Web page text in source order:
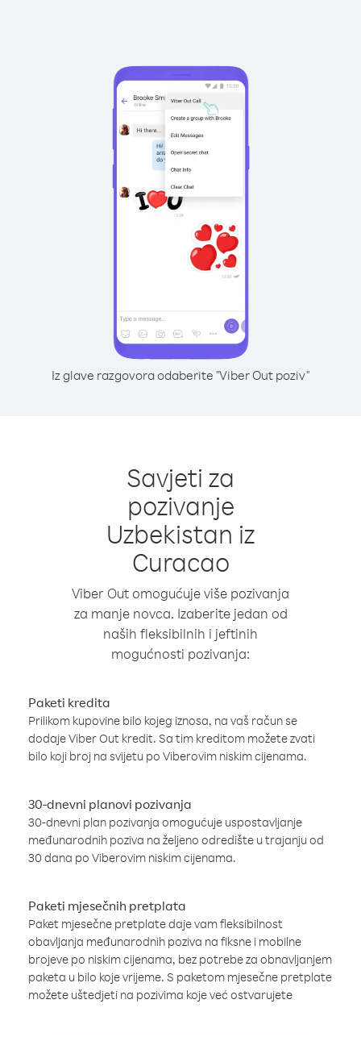
Iz glave razgovora odaberite "Viber Out poziv"
Savjeti za
pozivanje
Uzbekistan iz
Curacao
Viber Out omogućuje više pozivanja
za manje novca. Izaberite jedan od
naših fleksibilnih i jeftinih
mogućnosti pozivanja:
Paketi kredita
Prilikom kupovine bilo kojeg iznosa, na vaš račun se
dodaje Viber Out kredit. Sa tim kreditom možete zvati
bilo koji broj na svijetu po Viberovim niskim cijenama.
30-dnevni planovi pozivanja
30-dnevni plan pozivanja omogućuje uspostavljanje
međunarodnih poziva na željeno odredište u trajanju od
30 dana po Viberovim niskim cijenama.
Paketi mjesečnih pretplata
Paket mjesečne pretplate daje vam fleksibilnost
obavljanja međunarodnih poziva na fiksne i mobilne
brojeve po niskim cijenama, bez potrebe za obnavljanjem
paketa u bilo koje vrijeme. S paketom mjesečne pretplate
možete uštedjeti na pozivima koje već ostvarujete